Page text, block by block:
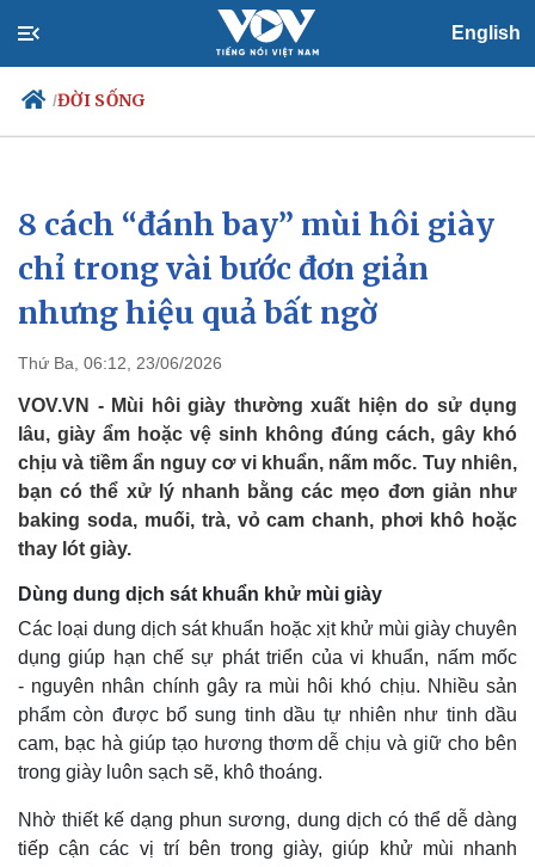
English
/ĐỜI SỐNG
Chính trị
Đảng
Tổ chức nhân sự
Quốc hội
Nhận diện sự thật
Xã hội
Tin 24h
Dự báo thời tiết
Giáo dục
Dấu ấn VOV
8 cách “đánh bay” mùi hôi giày
chỉ trong vài bước đơn giản
nhưng hiệu quả bất ngờ
Thứ Ba, 06:12, 23/06/2026
VOV.VN - Mùi hôi giày thường xuất hiện do sử dụng
lâu, giày ẩm hoặc vệ sinh không đúng cách, gây khó
chịu và tiềm ẩn nguy cơ vi khuẩn, nấm mốc. Tuy nhiên,
bạn có thể xử lý nhanh bằng các mẹo đơn giản như
baking soda, muối, trà, vỏ cam chanh, phơi khô hoặc
thay lót giày.
Dùng dung dịch sát khuẩn khử mùi giày
Các loại dung dịch sát khuẩn hoặc xịt khử mùi giày chuyên
dụng giúp hạn chế sự phát triển của vi khuẩn, nấm mốc
- nguyên nhân chính gây ra mùi hôi khó chịu. Nhiều sản
phẩm còn được bổ sung tinh dầu tự nhiên như tinh dầu
cam, bạc hà giúp tạo hương thơm dễ chịu và giữ cho bên
trong giày luôn sạch sẽ, khô thoáng.
Nhờ thiết kế dạng phun sương, dung dịch có thể dễ dàng
tiếp cận các vị trí bên trong giày, giúp khử mùi nhanh